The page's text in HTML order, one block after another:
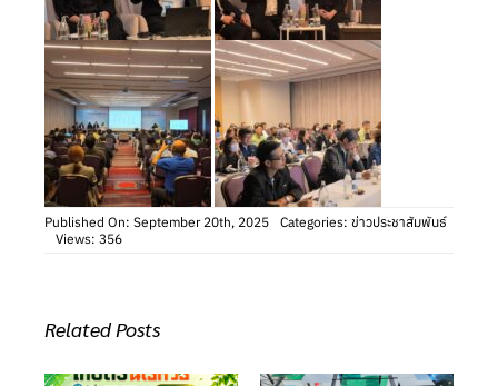
Published On: September 20th, 2025 Categories: ข่าวประชาสัมพันธ์
Views: 356
Related Posts